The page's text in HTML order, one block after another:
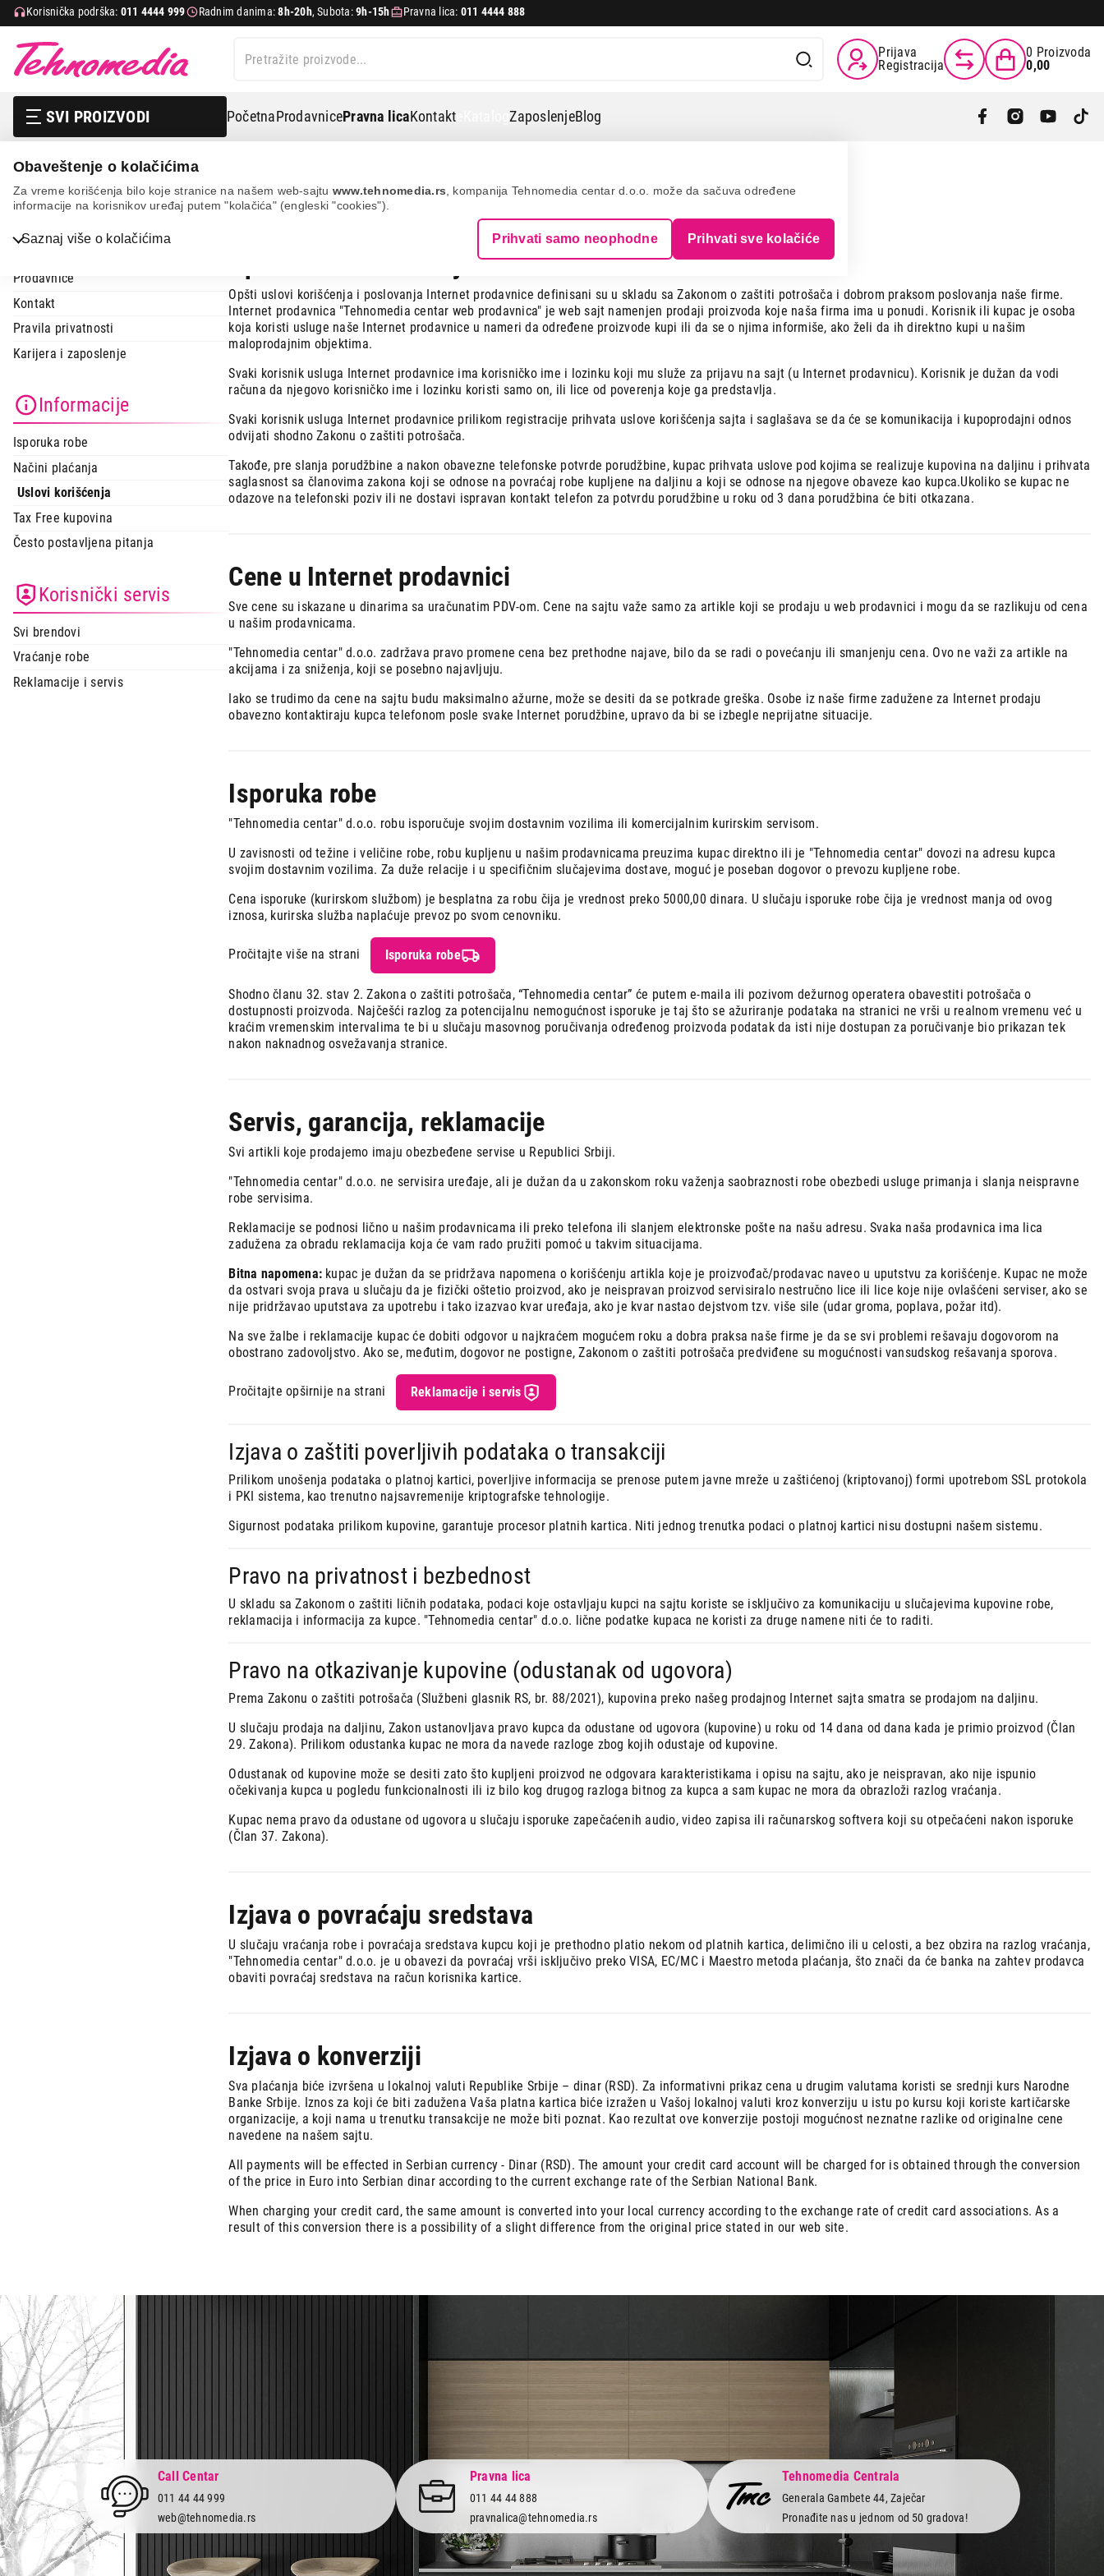
Obaveštenje o kolačićima
Za vreme korišćenja bilo koje stranice na našem web-sajtu www.tehnomedia.rs , kompanija Tehnomedia centar d.o.o. može da sačuva određene
informacije na korisnikov uređaj putem "kolačića" (engleski "cookies").
Saznaj više o kolačićima Prihvati samo neophodne Prihvati sve kolačiće
Korisnička podrška: 011 4444 999 Radnim danima:8h-20h, Subota:9h-15h Pravna lica: 011 4444 888
Prijava
Registracija
0 Proizvoda
0,00
SVI PROIZVODI PočetnaProdavnicePravna licaKontakt eKatalogZaposlenjeBlog
Bela tehnika
Mobilni telefoni i tableti
Mali kućni aparati
Grejanje i hlađenje
Nega tela, lepota i zdravlje
Sve za kuću i baštu
Vesa
Uslovi korišćenja
Uslovi korišćenja
Opšti uslovi korišćenja i poslovanja Internet prodavnice definisani su u skladu sa Zakonom o zaštiti potrošača i dobrom praksom poslovanja naše firme.
Internet prodavnica "Tehnomedia centar web prodavnica" je web sajt namenjen prodaji proizvoda koje naša firma ima u ponudi. Korisnik ili kupac je osoba
koja koristi usluge naše Internet prodavnice u nameri da određene proizvode kupi ili da se o njima informiše, ako želi da ih direktno kupi u našim
maloprodajnim objektima.
Svaki korisnik usluga Internet prodavnice ima korisničko ime i lozinku koji mu služe za prijavu na sajt (u Internet prodavnicu). Korisnik je dužan da vodi
računa da njegovo korisničko ime i lozinku koristi samo on, ili lice od poverenja koje ga predstavlja.
Svaki korisnik usluga Internet prodavnice prilikom registracije prihvata uslove korišćenja sajta i saglašava se da će se komunikacija i kupoprodajni odnos
odvijati shodno Zakonu o zaštiti potrošača.
Takođe, pre slanja porudžbine a nakon obavezne telefonske potvrde porudžbine, kupac prihvata uslove pod kojima se realizuje kupovina na daljinu i prihvata
saglasnost sa članovima zakona koji se odnose na povraćaj robe kupljene na daljinu a koji se odnose na njegove obaveze kao kupca.Ukoliko se kupac ne
odazove na telefonski poziv ili ne dostavi ispravan kontakt telefon za potvrdu porudžbine u roku od 3 dana porudžbina će biti otkazana.
Cene u Internet prodavnici
Sve cene su iskazane u dinarima sa uračunatim PDV-om. Cene na sajtu važe samo za artikle koji se prodaju u web prodavnici i mogu da se razlikuju od cena
u našim prodavnicama.
"Tehnomedia centar" d.o.o. zadržava pravo promene cena bez prethodne najave, bilo da se radi o povećanju ili smanjenju cena. Ovo ne važi za artikle na
akcijama i za sniženja, koji se posebno najavljuju.
Iako se trudimo da cene na sajtu budu maksimalno ažurne, može se desiti da se potkrade greška. Osobe iz naše firme zadužene za Internet prodaju
obavezno kontaktiraju kupca telefonom posle svake Internet porudžbine, upravo da bi se izbegle neprijatne situacije.
Isporuka robe
"Tehnomedia centar" d.o.o. robu isporučuje svojim dostavnim vozilima ili komercijalnim kurirskim servisom.
U zavisnosti od težine i veličine robe, robu kupljenu u našim prodavnicama preuzima kupac direktno ili je "Tehnomedia centar" dovozi na adresu kupca
svojim dostavnim vozilima. Za duže relacije i u specifičnim slučajevima dostave, moguć je poseban dogovor o prevozu kupljene robe.
Cena isporuke (kurirskom službom) je besplatna za robu čija je vrednost preko 5000,00 dinara. U slučaju isporuke robe čija je vrednost manja od ovog
iznosa, kurirska služba naplaćuje prevoz po svom cenovniku.
Pročitajte više na strani Isporuka robe
Shodno članu 32. stav 2. Zakona o zaštiti potrošača, “Tehnomedia centar” će putem e-maila ili pozivom dežurnog operatera obavestiti potrošača o
dostupnosti proizvoda. Najčešći razlog za potencijalnu nemogućnost isporuke je taj što se ažuriranje podataka na stranici ne vrši u realnom vremenu već u
kraćim vremenskim intervalima te bi u slučaju masovnog poručivanja određenog proizvoda podatak da isti nije dostupan za poručivanje bio prikazan tek
nakon naknadnog osvežavanja stranice.
Servis, garancija, reklamacije
Svi artikli koje prodajemo imaju obezbeđene servise u Republici Srbiji.
"Tehnomedia centar" d.o.o. ne servisira uređaje, ali je dužan da u zakonskom roku važenja saobraznosti robe obezbedi usluge primanja i slanja neispravne
robe servisima.
Reklamacije se podnosi lično u našim prodavnicama ili preko telefona ili slanjem elektronske pošte na našu adresu. Svaka naša prodavnica ima lica
zadužena za obradu reklamacija koja će vam rado pružiti pomoć u takvim situacijama.
Bitna napomena: kupac je dužan da se pridržava napomena o korišćenju artikla koje je proizvođač/prodavac naveo u uputstvu za korišćenje. Kupac ne može
da ostvari svoja prava u slučaju da je fizički oštetio proizvod, ako je neispravan proizvod servisiralo nestručno lice ili lice koje nije ovlašćeni serviser, ako se
nije pridržavao uputstava za upotrebu i tako izazvao kvar uređaja, ako je kvar nastao dejstvom tzv. više sile (udar groma, poplava, požar itd).
Na sve žalbe i reklamacije kupac će dobiti odgovor u najkraćem mogućem roku a dobra praksa naše firme je da se svi problemi rešavaju dogovorom na
obostrano zadovoljstvo. Ako se, međutim, dogovor ne postigne, Zakonom o zaštiti potrošača predviđene su mogućnosti vansudskog rešavanja sporova.
Pročitajte opširnije na strani Reklamacije i servis
Izjava o zaštiti poverljivih podataka o transakciji
Prilikom unošenja podataka o platnoj kartici, poverljive informacija se prenose putem javne mreže u zaštićenoj (kriptovanoj) formi upotrebom SSL protokola
i PKI sistema, kao trenutno najsavremenije kriptografske tehnologije.
Sigurnost podataka prilikom kupovine, garantuje procesor platnih kartica. Niti jednog trenutka podaci o platnoj kartici nisu dostupni našem sistemu.
Pravo na privatnost i bezbednost
U skladu sa Zakonom o zaštiti ličnih podataka, podaci koje ostavljaju kupci na sajtu koriste se isključivo za komunikaciju u slučajevima kupovine robe,
reklamacija i informacija za kupce. "Tehnomedia centar" d.o.o. lične podatke kupaca ne koristi za druge namene niti će to raditi.
Pravo na otkazivanje kupovine (odustanak od ugovora)
Prema Zakonu o zaštiti potrošača (Službeni glasnik RS, br. 88/2021), kupovina preko našeg prodajnog Internet sajta smatra se prodajom na daljinu.
U slučaju prodaja na daljinu, Zakon ustanovljava pravo kupca da odustane od ugovora (kupovine) u roku od 14 dana od dana kada je primio proizvod (Član
29. Zakona). Prilikom odustanka kupac ne mora da navede razloge zbog kojih odustaje od kupovine.
Odustanak od kupovine može se desiti zato što kupljeni proizvod ne odgovara karakteristikama i opisu na sajtu, ako je neispravan, ako nije ispunio
očekivanja kupca u pogledu funkcionalnosti ili iz bilo kog drugog razloga bitnog za kupca a sam kupac ne mora da obrazloži razlog vraćanja.
Kupac nema pravo da odustane od ugovora u slučaju isporuke zapečaćenih audio, video zapisa ili računarskog softvera koji su otpečaćeni nakon isporuke
(Član 37. Zakona).
Izjava o povraćaju sredstava
U slučaju vraćanja robe i povraćaja sredstava kupcu koji je prethodno platio nekom od platnih kartica, delimično ili u celosti, a bez obzira na razlog vraćanja,
"Tehnomedia centar" d.o.o. je u obavezi da povraćaj vrši isključivo preko VISA, EC/MC i Maestro metoda plaćanja, što znači da će banka na zahtev prodavca
obaviti povraćaj sredstava na račun korisnika kartice.
Izjava o konverziji
Sva plaćanja biće izvršena u lokalnoj valuti Republike Srbije – dinar (RSD). Za informativni prikaz cena u drugim valutama koristi se srednji kurs Narodne
Banke Srbije. Iznos za koji će biti zadužena Vaša platna kartica biće izražen u Vašoj lokalnoj valuti kroz konverziju u istu po kursu koji koriste kartičarske
organizacije, a koji nama u trenutku transakcije ne može biti poznat. Kao rezultat ove konverzije postoji mogućnost neznatne razlike od originalne cene
navedene na našem sajtu.
All payments will be effected in Serbian currency - Dinar (RSD). The amount your credit card account will be charged for is obtained through the conversion
of the price in Euro into Serbian dinar according to the current exchange rate of the Serbian National Bank.
When charging your credit card, the same amount is converted into your local currency according to the exchange rate of credit card associations. As a
result of this conversion there is a possibility of a slight difference from the original price stated in our web site.
Tehnomedia
Prodavnice
Kontakt
Pravila privatnosti
Karijera i zaposlenje
Informacije
Isporuka robe
Načini plaćanja
Uslovi korišćenja
Tax Free kupovina
Često postavljena pitanja
Korisnički servis
Svi brendovi
Vraćanje robe
Reklamacije i servis
Call Centar
011 44 44 999
web@tehnomedia.rs
Pravna lica
011 44 44 888
pravnalica@tehnomedia.rs
Tehnomedia Centrala
Generala Gambete 44, Zaječar
Pronađite nas u jednom od 50 gradova!